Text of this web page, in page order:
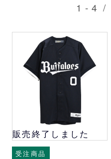
1 - 4 /
販売終了しました
受注商品